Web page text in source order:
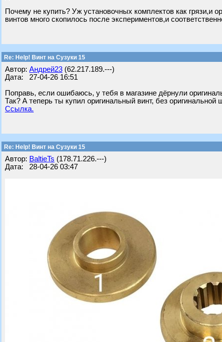
Почему не купить? Уж установочных комплектов как грязи,и
винтов много скопилось после экспериментов,и
Re: Help! Винт на Сузуки 15
Автор: Андрей23 (62.217.189.---)
Дата: 27-04-26 16:51
Поправь, если ошибаюсь, у тебя в магазине дёрнули
Так? А теперь ты купил оригинальный винт, без
Ссылка.
Re: Help! Винт на Сузуки 15
Автор: BaltieTs (178.71.226.---)
Дата: 28-04-26 03:47